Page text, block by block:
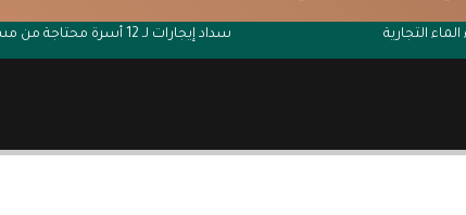
سداد إيجارات لـ 12 أسرة محتاجة من مستفيدي جمعية البر الخيرية بتصلال التجارية